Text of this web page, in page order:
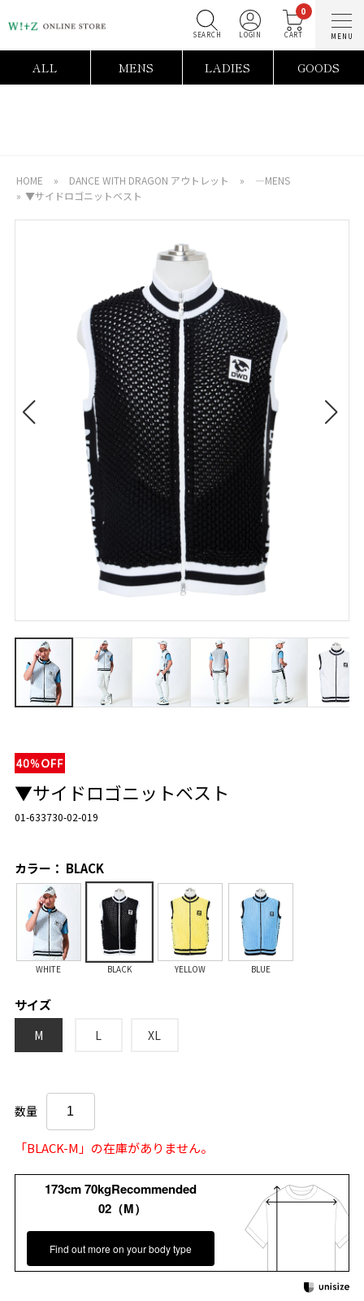
0
ALL MENS LADIES GOODS
HOME » DANCE WITH DRAGON アウトレット »
―MENS
» ▼サイドロゴニットベスト
▼サイドロゴニットベスト
01-633730-02-019
カラー： BLACK
WHITE BLACK YELLOW BLUE
サイズ
M L XL
数量
「BLACK-M」の在庫がありません。
173cm 70kgRecommended
02（M）
Find out more on your body type